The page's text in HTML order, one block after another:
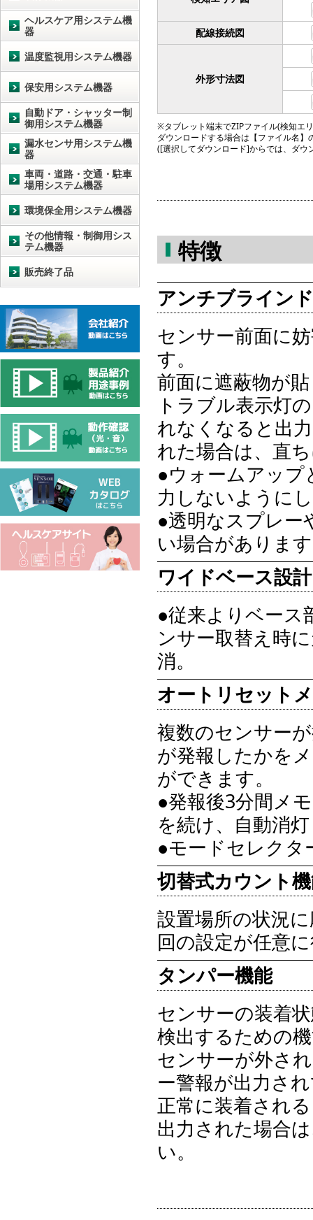
配線接続図
外形寸法図
※タブレット端末でZIPファイル(検知エ
ダウンロードする場合は【ファイル名
([選択してダウンロード]からでは、ダ
特徴
アンチブライン
センサー前面に
す。
前面に遮蔽物が
トラブル表示灯
れなくなると出
れた場合は、直
●ウォームアップ
力しないように
●透明なスプレー
い場合がありま
ワイドベース設計
●従来よりベー
ンサー取替え時
消。
オートリセット
複数のセンサー
が発報したかを
ができます。
●発報後3分間メ
を続け、自動消
●モードセレクタ
切替式カウント
設置場所の状況
回の設定が任意
タンパー機能
センサーの装着
検出するための
センサーが外さ
ー警報が出力さ
正常に装着され
出力された場合
い。
ヘルスケア用システム機
器
温度監視用システム機器
保安用システム機器
自動ドア・シャッター制
御用システム機器
漏水センサ用システム機
器
車両・道路・交通・駐車
場用システム機器
環境保全用システム機器
その他情報・制御用シス
テム機器
販売終了品